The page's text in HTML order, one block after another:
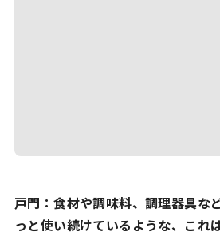
戸門：食材や調味料、調理器具な
っと使い続けているような、これ